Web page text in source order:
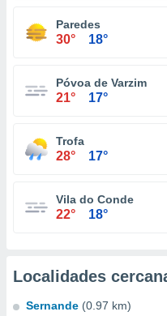
Paredes
30° 18°
Póvoa de Varzim
21° 17°
Trofa
28° 17°
Vila do Conde
22° 18°
Localidades
Sernande (0.97 km)